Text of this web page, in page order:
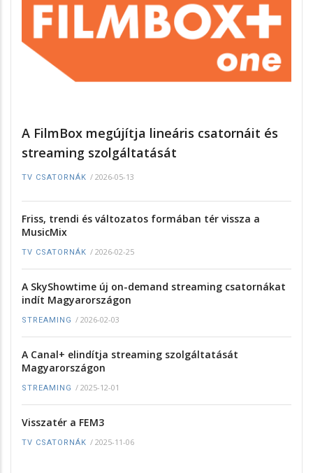
A FilmBox megújítja lineáris csatornáit és
streaming szolgáltatását
TV CSATORNÁK / 2026-05-13
Friss, trendi és változatos formában tér vissza a
MusicMix
TV CSATORNÁK / 2026-02-25
A SkyShowtime új on-demand streaming csatornákat
indít Magyarországon
STREAMING / 2026-02-03
A Canal+ elindítja streaming szolgáltatását
Magyarországon
STREAMING / 2025-12-01
Visszatér a FEM3
TV CSATORNÁK / 2025-11-06